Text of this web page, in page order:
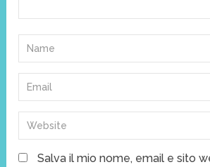
Salva il mio nome, email e sito